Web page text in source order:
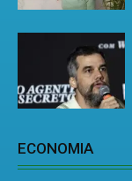
ECONOMIA